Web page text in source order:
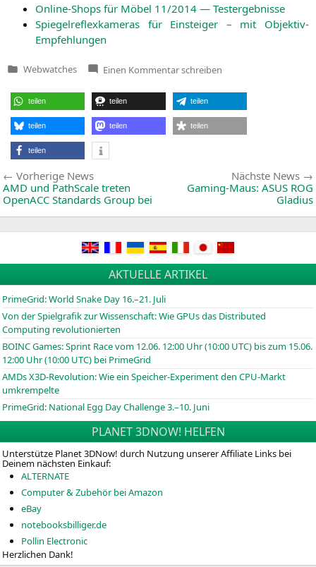
Online-Shops für Möbel 11/2014 — Testergebnisse
Spie­gel­re­flex­ka­me­ras für Ein­stei­ger – mit Objektiv-
Empfehlungen
Veröffentlicht
Webwatches Einen Kommentarzu
Der
Webwatch
von
Planet
3DNow!
(18.11.2014)
schreiben
teilen teilen teilen
teilen teilen teilen
teilen
Beitragsnavigation
Vorherige NewsVorherige
News:
AMD und PathScale treten
OpenACC Standards Group bei
Nächste News
Gaming-Maus: ASUS ROG
Gladius
AKTUELLE ARTIKEL
PrimeGrid: World Snake Day 16.–21. Juli
Von der Spielgrafik zur Wissenschaft: Wie GPUs das Distributed
Computing revolutionierten
BOINCGames: Sprint Race vom 12.06. 12:00 Uhr (10:00 UTC) bis zum 15.06.
12:00 Uhr (10:00 UTC) bei PrimeGrid
AMDs X3D-Revolution: Wie ein Speicher-Experiment den CPU-Markt
umkrempelte
PrimeGrid: National Egg Day Challenge 3.–10. Juni
PLANET 3DNOW! HELFEN
Unterstütze Planet 3DNow! durch Nutzung unserer Affiliate Links bei
Deinem nächsten Einkauf:
ALTERNATE
Computer & Zubehör bei Amazon
eBay
notebooksbilliger.de
Pollin Electronic
Herzlichen Dank!